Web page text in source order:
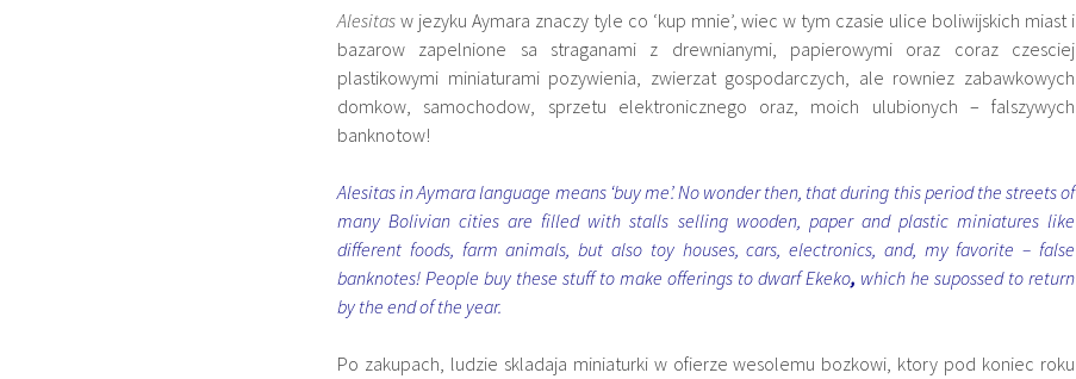
Alesitas w jezyku Aymara znaczy tyle co ‘kup mnie’, wiec w tym czasie ulice boliwijskich miast i
bazarow zapelnione sa straganami z drewnianymi, papierowymi oraz coraz czesciej
plastikowymi miniaturami pozywienia, zwierzat gospodarczych, ale rowniez zabawkowych
domkow, samochodow, sprzetu elektronicznego oraz, moich ulubionych – falszywych
banknotow!
Alesitas in Aymara language means ‘buy me’. No wonder then, that during this period the streets of
many Bolivian cities are filled with stalls selling wooden, paper and plastic miniatures like
different foods, farm animals, but also toy houses, cars, electronics, and, my favorite – false
banknotes! People buy these stuff to make offerings to dwarf Ekeko, which he supossed to return
by the end of the year.
Po zakupach, ludzie skladaja miniaturki w ofierze wesolemu bozkowi, ktory pod koniec roku